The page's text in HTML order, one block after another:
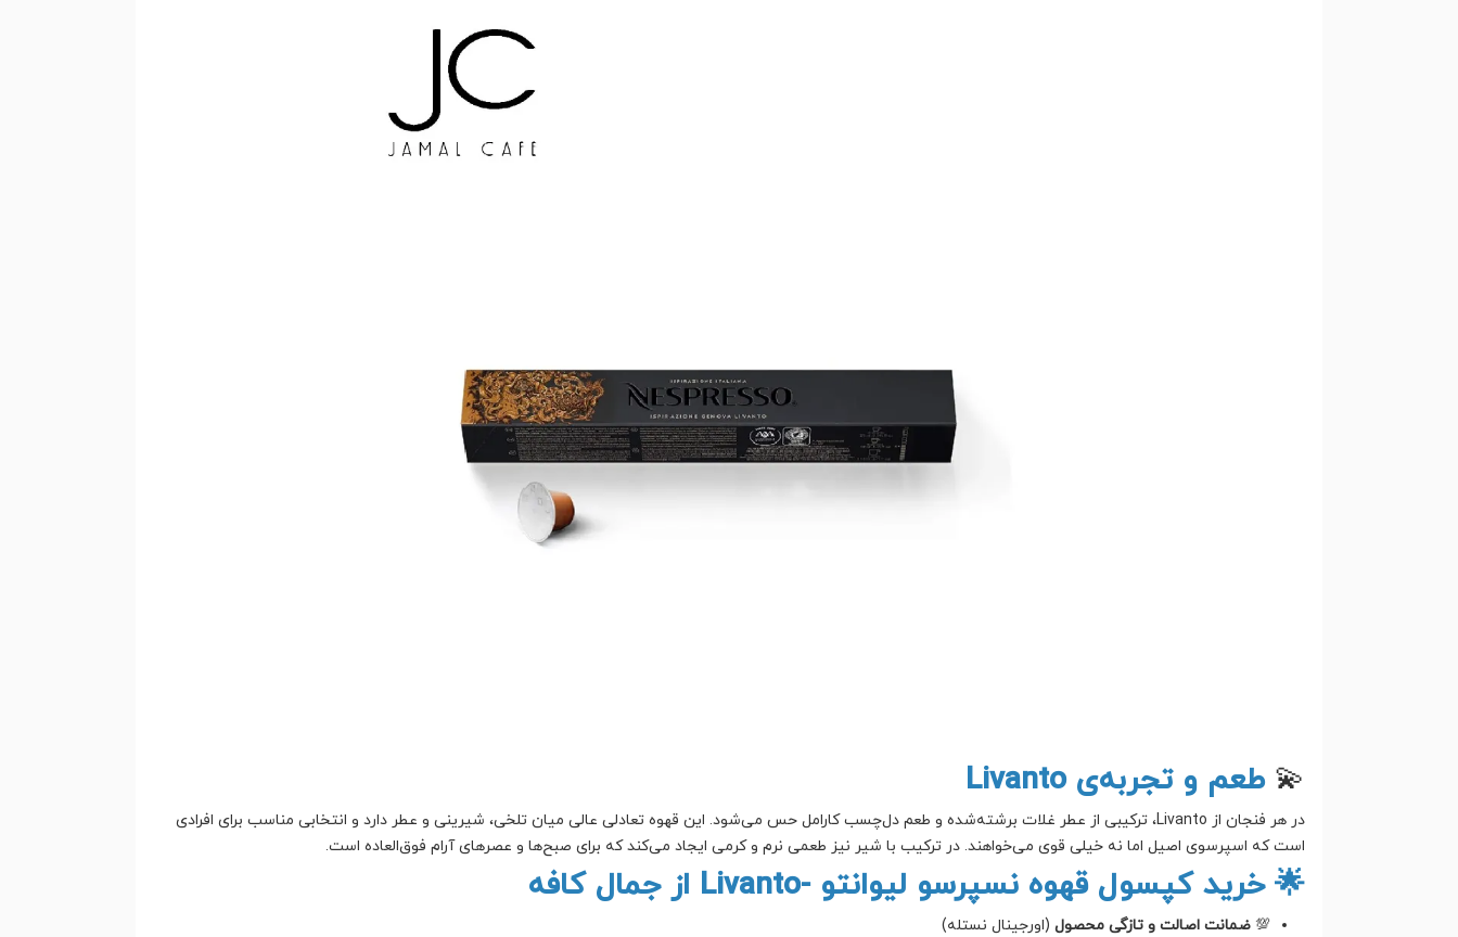
💫 طعم و تجربه‌ی Livanto
در هر فنجان از Livanto، ترکیبی از عطر غلات برشته‌شده و طعم دل‌چسب کارامل حس می‌شود. این قهوه تعادلی عالی میان تلخی، شیرینی و عطر دارد و انتخابی مناسب برای افرادی
است که اسپرسوی اصیل اما نه خیلی قوی می‌خواهند. در ترکیب با شیر نیز طعمی نرم و کرمی ایجاد می‌کند که برای صبح‌ها و عصرهای آرام فوق‌العاده است.
🌟 خرید کپسول قهوه نسپرسو لیوانتو -Livanto از جمال کافه
💯 ضمانت اصالت و تازگی محصول(اورجینال نستله)